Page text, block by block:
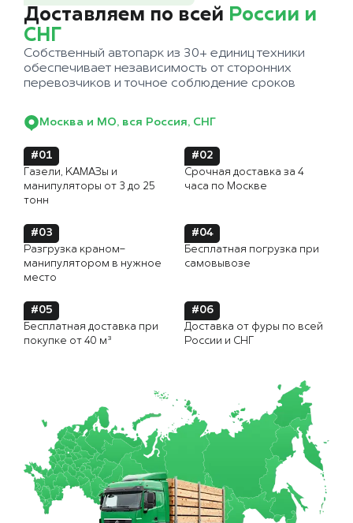
Доставляем по всей России и
СНГ
Собственный автопарк из 30+ единиц техники
обеспечивает независимость от сторонних
перевозчиков и точное соблюдение сроков
Москва и МО, вся Россия, СНГ
#01
Газели, КАМАЗы и
манипуляторы от 3 до 25
тонн
#02
Срочная доставка за 4
часа по Москве
#03
Разгрузка краном-
манипулятором в нужное
место
#04
Бесплатная погрузка при
самовывозе
#05
Бесплатная доставка при
покупке от 40 м³
#06
Доставка от фуры по всей
России и СНГ